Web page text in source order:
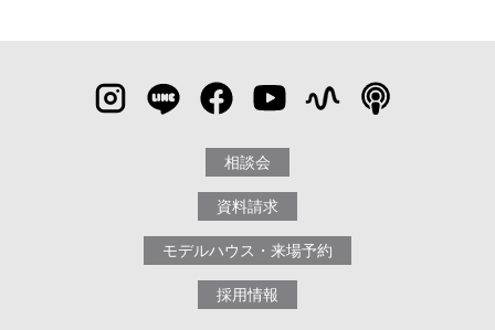
相談会
資料請求
モデルハウス・来場予約
採用情報